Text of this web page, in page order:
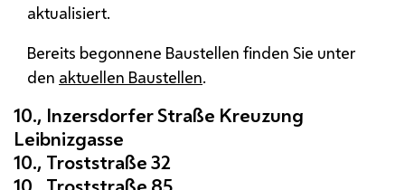
aktualisiert.
Bereits begonnene Baustellen finden Sie unter
den aktuellen Baustellen.